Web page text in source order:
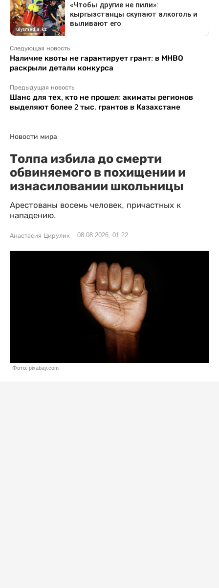
Следующая новость
Наличие квоты не гарантирует грант: в МНВО
раскрыли детали конкурса
Предыдущая новость
Шанс для тех, кто не прошел: акиматы регионов
выделяют более 2 тыс. грантов в Казахстане
Новости мира
Толпа избила до смерти
обвиняемого в похищении и
изнасиловании школьницы
Арестованы восемь человек, причастных к
нападению.
Анастасия Цирулик 08.08.2026, 01:22
Фото: pixabay.com